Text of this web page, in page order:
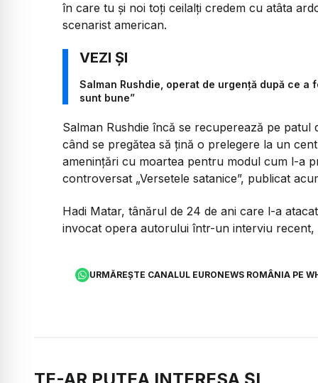
în care tu și noi toți ceilalți credem cu atâta
scenarist american.
Salman Rushdie, operat de urgență după ce
sunt bune”
Salman Rushdie încă se recuperează pe
când se pregătea să țină o prelegere la un
amenințări cu moartea pentru modul cum l-a
controversat „Versetele satanice”, publicat
Hadi Matar, tânărul de 24 de ani care l-a
invocat opera autorului într-un interviu recent,
URMĂREȘTE CANALUL EURONEWS ROMÂNIA PE
TE-AR PUTEA INTERESA ȘI